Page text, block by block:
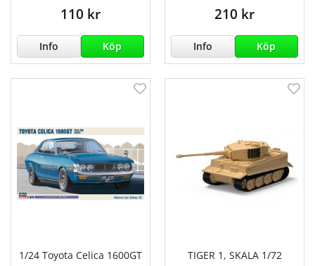
110 kr
Info Köp
210 kr
Info Köp
1/24 Toyota Celica 1600GT TIGER 1, SKALA 1/72